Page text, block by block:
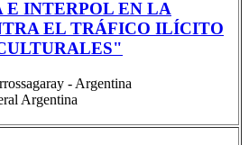
E INTERPOL EN LA
EL TRÁFICO ILÍCITO
- Argentina
Argentina